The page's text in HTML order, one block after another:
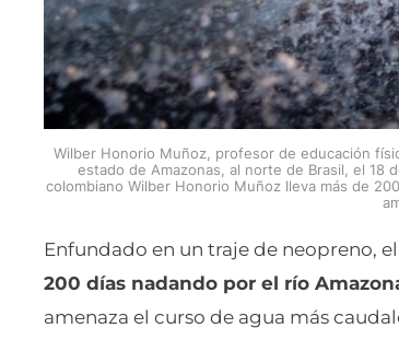
Wilber Honorio Muñoz, profesor de educación
estado de Amazonas, al norte de Brasil, el 18
colombiano Wilber Honorio Muñoz lleva más de
Enfundado en un traje de neopreno,
200 días nadando por el río
amenaza el curso de agua más